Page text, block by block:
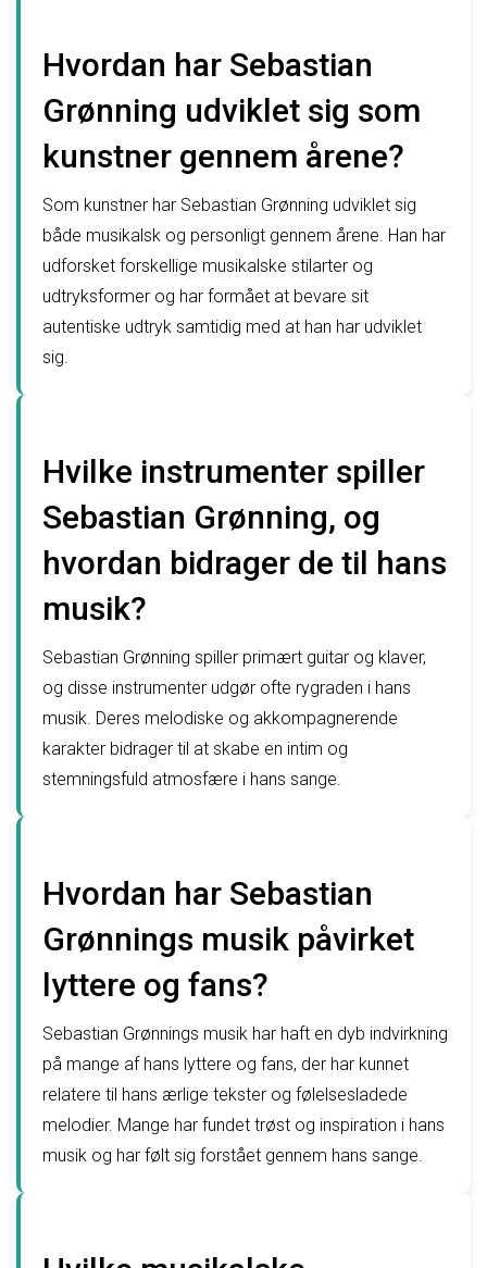
Hvordan har Sebastian
Grønning udviklet sig som
kunstner gennem årene?
Som kunstner har Sebastian Grønning udviklet sig
både musikalsk og personligt gennem årene. Han har
udforsket forskellige musikalske stilarter og
udtryksformer og har formået at bevare sit
autentiske udtryk samtidig med at han har udviklet
sig.
Hvilke instrumenter spiller
Sebastian Grønning, og
hvordan bidrager de til hans
musik?
Sebastian Grønning spiller primært guitar og klaver,
og disse instrumenter udgør ofte rygraden i hans
musik. Deres melodiske og akkompagnerende
karakter bidrager til at skabe en intim og
stemningsfuld atmosfære i hans sange.
Hvordan har Sebastian
Grønnings musik påvirket
lyttere og fans?
Sebastian Grønnings musik har haft en dyb indvirkning
på mange af hans lyttere og fans, der har kunnet
relatere til hans ærlige tekster og følelsesladede
melodier. Mange har fundet trøst og inspiration i hans
musik og har følt sig forstået gennem hans sange.